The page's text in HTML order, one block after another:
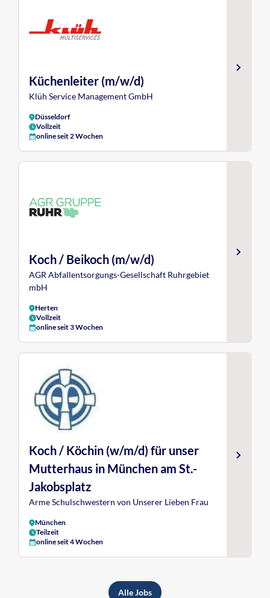
Küchenleiter (m/w/d)
Klüh Service Management GmbH
Düsseldorf
Vollzeit
online seit 2 Wochen
Koch / Beikoch (m/w/d)
AGR Abfallentsorgungs-Gesellschaft Ruhrgebiet
mbH
Herten
Vollzeit
online seit 3 Wochen
Koch / Köchin (w/m/d) für unser
Mutterhaus in München am St.-
Jakobsplatz
Arme Schulschwestern von Unserer Lieben Frau
München
Teilzeit
online seit 4 Wochen
Alle Jobs